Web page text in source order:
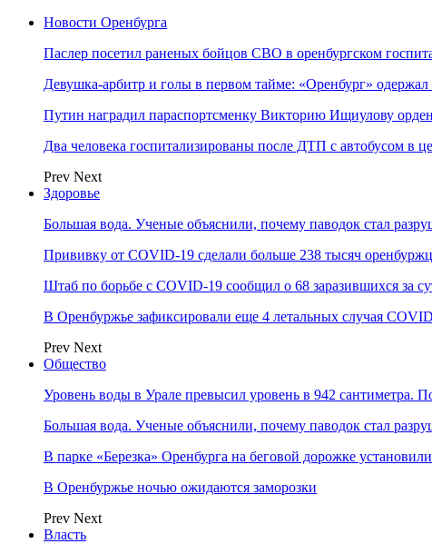
Новости Оренбурга
Паслер посетил раненых бойцов СВО в оренбургском
Девушка-арбитр и голы в первом тайме: «Оренбург»
Путин наградил параспортсменку Викторию Ищиулову
Два человека госпитализированы после ДТП с автобусом в
Prev Next
Здоровье
Большая вода. Ученые объяснили, почему паводок стал
Прививку от COVID-19 сделали больше 238 тысяч
Штаб по борьбе с СOVID-19 сообщил о 68 заразившихся за
В Оренбуржье зафиксировали еще 4 летальных случая
Prev Next
Общество
Уровень воды в Урале превысил уровень в 942 сантиметра.
Большая вода. Ученые объяснили, почему паводок стал
В парке «Березка» Оренбурга на беговой дорожке
В Оренбуржье ночью ожидаются заморозки
Prev Next
Власть